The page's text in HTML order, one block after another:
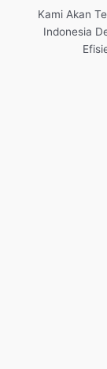
Kami Akan
Indonesia